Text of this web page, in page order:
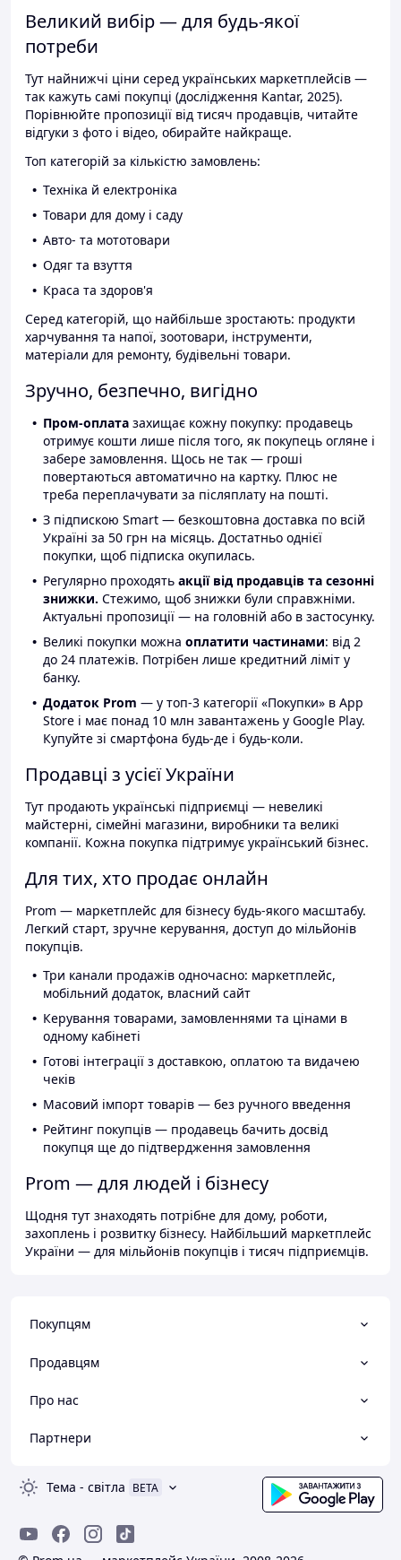
Великий вибір — для будь-якої
потреби
Тут найнижчі ціни серед українських маркетплейсів —
так кажуть самі покупці (дослідження Kantar, 2025).
Порівнюйте пропозиції від тисяч продавців, читайте
відгуки з фото і відео, обирайте найкраще.
Топ категорій за кількістю замовлень:
Техніка й електроніка
Товари для дому і саду
Авто- та мототовари
Одяг та взуття
Краса та здоров'я
Серед категорій, що найбільше зростають: продукти
харчування та напої, зоотовари, інструменти,
матеріали для ремонту, будівельні товари.
Зручно, безпечно, вигідно
Пром-оплата захищає кожну покупку: продавець
отримує кошти лише після того, як покупець огляне і
забере замовлення. Щось не так — гроші
повертаються автоматично на картку. Плюс не
треба переплачувати за післяплату на пошті.
З підпискою Smart — безкоштовна доставка по всій
Україні за 50 грн на місяць. Достатньо однієї
покупки, щоб підписка окупилась.
Регулярно проходять акції від продавців та сезонні
знижки. Стежимо, щоб знижки були справжніми.
Актуальні пропозиції — на головній або в застосунку.
Великі покупки можна оплатити частинами: від 2
до 24 платежів. Потрібен лише кредитний ліміт у
банку.
Додаток Prom — у топ-3 категорії «Покупки» в App
Store і має понад 10 млн завантажень у Google Play.
Купуйте зі смартфона будь-де і будь-коли.
Продавці з усієї України
Тут продають українські підприємці — невеликі
майстерні, сімейні магазини, виробники та великі
компанії. Кожна покупка підтримує український бізнес.
Для тих, хто продає онлайн
Prom — маркетплейс для бізнесу будь-якого масштабу.
Легкий старт, зручне керування, доступ до мільйонів
покупців.
Три канали продажів одночасно: маркетплейс,
мобільний додаток, власний сайт
Керування товарами, замовленнями та цінами в
одному кабінеті
Готові інтеграції з доставкою, оплатою та видачею
чеків
Масовий імпорт товарів — без ручного введення
Рейтинг покупців — продавець бачить досвід
покупця ще до підтвердження замовлення
Prom — для людей і бізнесу
Щодня тут знаходять потрібне для дому, роботи,
захоплень і розвитку бізнесу. Найбільший маркетплейс
України — для мільйонів покупців і тисяч підприємців.
Покупцям
Продавцям
Про нас
Партнери
Тема - світла BETA